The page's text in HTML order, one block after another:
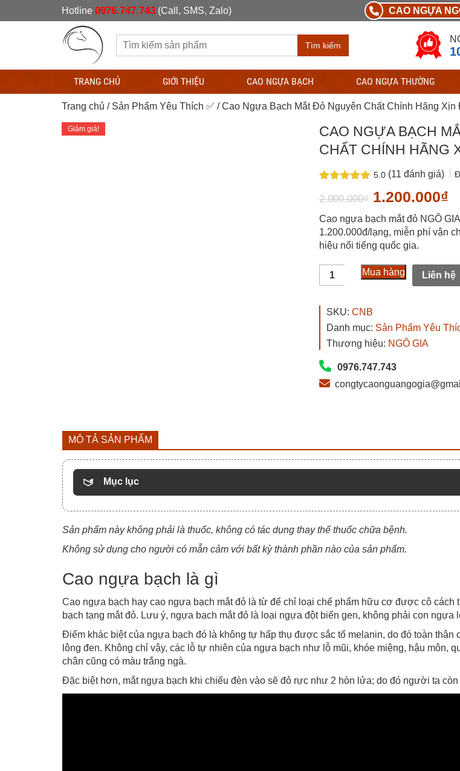
Hotline 0976.747.743 (Call, SMS, Zalo) CAO NGỰA
Tìm kiếm
TRANG CHỦ GIỚI THIỆU CAO NGỰA BẠCH CAO NGỰA THƯỜNG
Trang chủ / Sản Phẩm Yêu Thích ✅ / Cao Ngựa Bạch Mắt Đỏ Nguyên Chất Chính Hãng Xịn
Giảm giá!
CAO NGỰA BẠCH
CHẤT CHÍNH HÃNG
5.0
dựa trên
(11 đánh giá)
2.000.000₫ Giá
gốc
là:
2.000.000₫.
1.200.000₫
Cao ngựa bạch mắt đỏ NGÔ
1.200.000đ/lạng, miễn phí vận
hiệu nổi tiếng quốc gia.
Cao
Ngựa
Mắt
Nguyên
Chất
Chính
Hãng
Xịn
Mua hàng Liên hệ
SKU: CNB
Danh mục: Sản Phẩm Yêu
Thương hiệu: NGÔ GIA
0976.747.743
MÔ TẢ SẢN PHẨM
Mục lục
Sản phẩm này không phải là thuốc, không có tác dụng thay thế thuốc chữa bệnh.
Không sử dụng cho người có mẫn cảm với bất kỳ thành phần nào của sản phẩm.
Cao ngựa bạch là gì
Cao ngựa bạch hay cao ngựa bạch mắt đỏ là từ để chỉ loại chế phẩm hữu cơ được cô cách
bạch tạng mắt đỏ. Lưu ý, ngựa bạch mắt đỏ là loại ngựa đột biến gen, không phải con ngựa
Điểm khác biệt của ngựa bạch đó là không tự hấp thụ được sắc tố melanin, do đó toàn thân
lông đen. Không chỉ vậy, các lỗ tự nhiên của ngựa bạch như lỗ mũi, khóe miệng, hậu môn,
chân cũng có màu trắng ngà.
Đặc biệt hơn, mắt ngựa bạch khi chiếu đèn vào sẽ đỏ rực như 2 hòn lửa; do đó người ta